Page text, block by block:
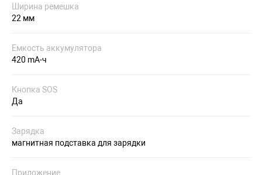
Ширина ремешка
22 мм
Емкость аккумулятора
420 mA-ч
Кнопка SOS
Да
Зарядка
магнитная подставка для зарядки
Приложение